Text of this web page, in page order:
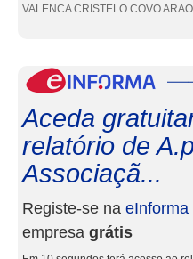
VALENCA CRISTELO COVO
Aceda
relatório de
Associaçã...
Registe-se na eInforma
empresa grátis